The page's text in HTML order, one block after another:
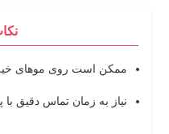
ممکن است روی موهای
نیاز به زمان تماس دقیق